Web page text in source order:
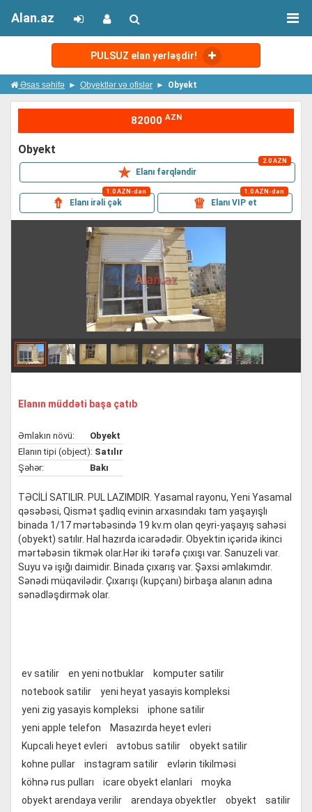
PULSUZ elan yerləşdir!
Alan.az
Əsas səhifə Obyektlər və ofislər Obyekt
82000 AZN
obyekt
✯ Elanı fərqləndir
2.0 AZN
⇮ Elanı irəli çək
1.0 AZN-dən
♕ Elanı VIP et
1.0 AZN-dən
Elanın müddəti başa çatıb
Əmlakın növü:
Obyekt
Elanın tipi (object): Satılır
Şəhər:
Bakı
TƏCİLİ SATILIR. PUL LAZIMDIR. Yasamal rayonu, Yeni Yasamal
qəsəbəsi, Qismət şadlıq evinin arxasındakı tam yaşayışlı
binada 1/17 mərtəbəsində 19 kv.m olan qeyri-yaşayış sahəsi
(obyekt) satılır. Hal hazırda icarədədir. Obyektin içəridə ikinci
mərtəbəsin tikmək olar.Hər iki tərəfə çıxışı var. Sanuzeli var.
Suyu və işığı daimidir. Binada çıxarış var. Şəxsi əmlakımdır.
Sənədi müqavilədir. Çıxarışı (kupçanı) birbaşa alanın adına
sənədləşdirmək olar.
ev satilir en yeni notbuklar
komputer satilir
notebook satilir
yeni heyat yasayis kompleksi
yeni zig yasayis kompleksi
iphone satilir
yeni apple telefon
Masazırda heyet evleri
Kupcali heyet evleri
avtobus satilir
obyekt satilir
kohne pullar
instagram satilir
evlərin tikilməsi
köhnə rus pulları
icare obyekt elanlari
moyka
obyekt arendaya verilir
arendaya obyektler obyekt
satilir